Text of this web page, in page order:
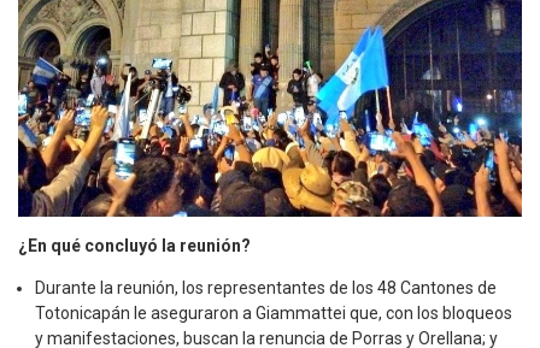
¿En qué concluyó la reunión?
Durante la reunión, los representantes de los 48 Cantones de
Totonicapán le aseguraron a Giammattei que, con los bloqueos
y manifestaciones, buscan la renuncia de Porras y Orellana; y